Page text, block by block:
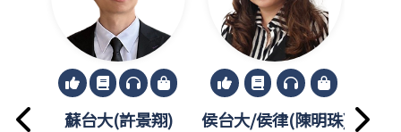
蘇台大(許景翔) 侯台大/侯律(陳明珠) 龍政